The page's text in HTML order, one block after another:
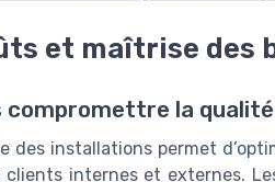
et maîtrise des
compromettre la
des installations permet
internes et externes.